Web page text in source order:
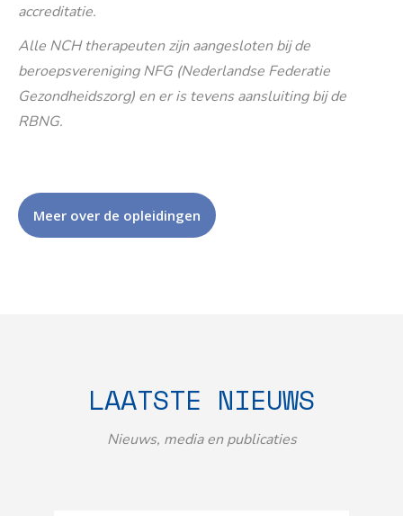
accreditatie.
Alle NCH therapeuten zijn aangesloten bij de
beroepsvereniging NFG (Nederlandse Federatie
Gezondheidszorg) en er is tevens aansluiting bij de
RBNG.
Meer over de opleidingen
LAATSTE NIEUWS
Nieuws, media en publicaties